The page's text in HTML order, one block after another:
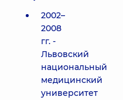
2002–
2008
гг. -
Львовский
национальный
медицинский
университет